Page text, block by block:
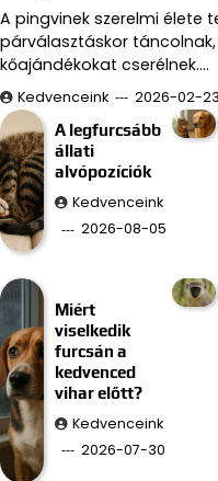
A pingvinek szerelmi élete
párválasztáskor
kőajándékokat cserélnek.…
Kedvenceink
2026-02-23
A legfurcsább
állati
alvópozíciók
Kedvenceink
2026-08-05
Miért
viselkedik
furcsán a
kedvenced
vihar előtt?
Kedvenceink
2026-07-30